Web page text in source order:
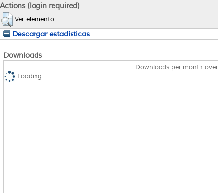
Actions (login required)
Ver elemento
Descargar estadísticas
Downloads
Downloads per month
Loading...